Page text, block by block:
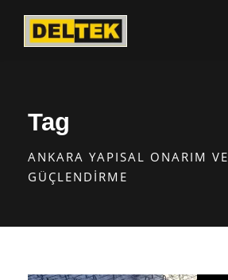
Tag
ANKARA YAPISAL ONARIM VE
GÜÇLENDIRME